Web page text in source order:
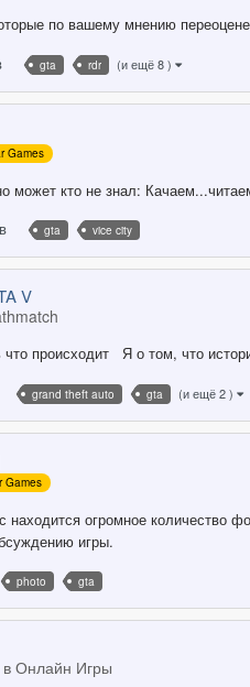
по вашему мнению
gta rdr (и ещё 8 )
Games
может кто не знал:
gta vice city
V
происходит Я о том, что
grand theft auto gta (и ещё 2 )
Games
огромное количество
игры.
photo gta
Онлайн Игры